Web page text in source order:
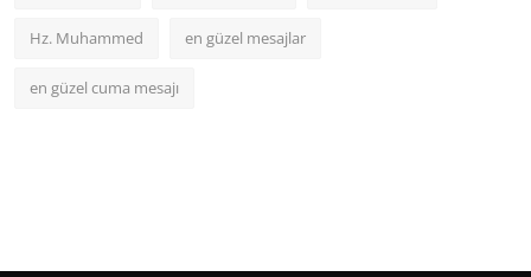
Hz. Muhammed en güzel mesajlar
en güzel cuma mesajı